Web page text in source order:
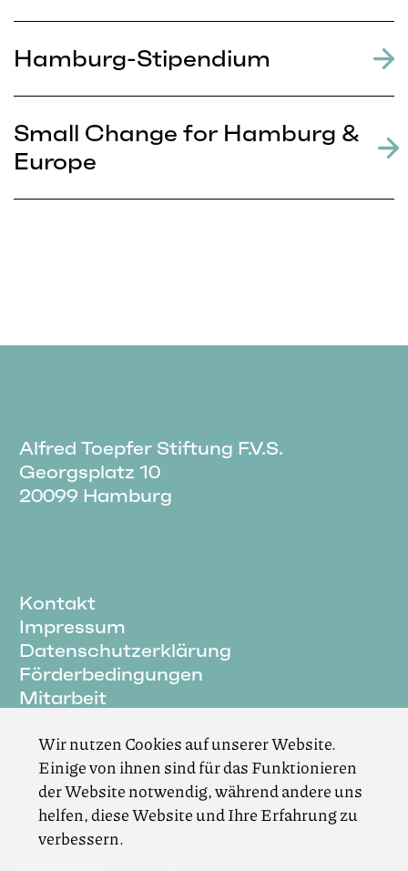
Wir nutzen Cookies auf unserer Website.
Einige von ihnen sind für das Funktionieren
der Website notwendig, während andere uns
helfen, diese Website und Ihre Erfahrung zu
verbessern.
Hamburg-Stipendium
Small Change for Hamburg &
Europe
Alfred Toepfer Stiftung F.V.S.
Georgsplatz 10
20099 Hamburg
Kontakt
Impressum
Datenschutzerklärung
Förderbedingungen
Mitarbeit
Cookie Einstellungen